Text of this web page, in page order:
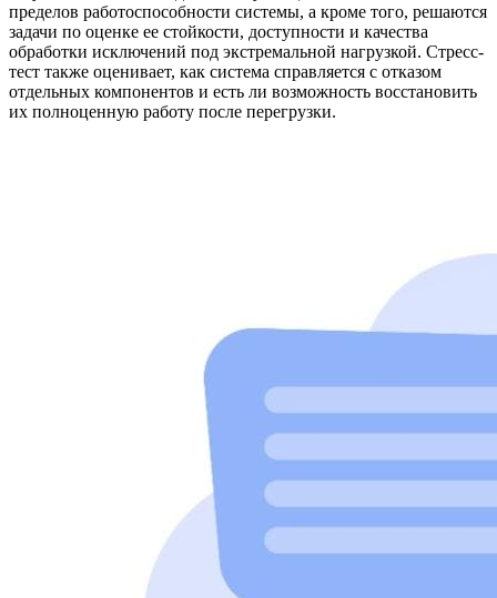
пределов работоспособности системы, а кроме того, решаются
задачи по оценке ее стойкости, доступности и качества
обработки исключений под экстремальной нагрузкой. Стресс-
тест также оценивает, как система справляется с отказом
отдельных компонентов и есть ли возможность восстановить
их полноценную работу после перегрузки.